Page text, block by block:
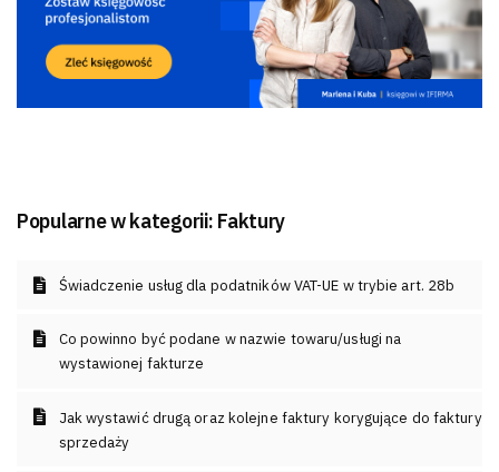
Popularne w kategorii: Faktury
Świadczenie usług dla podatników VAT-UE w trybie art. 28b
Co powinno być podane w nazwie towaru/usługi na
wystawionej fakturze
Jak wystawić drugą oraz kolejne faktury korygujące do faktury
sprzedaży